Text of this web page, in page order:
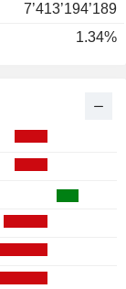
7’413’194’189
1.34%